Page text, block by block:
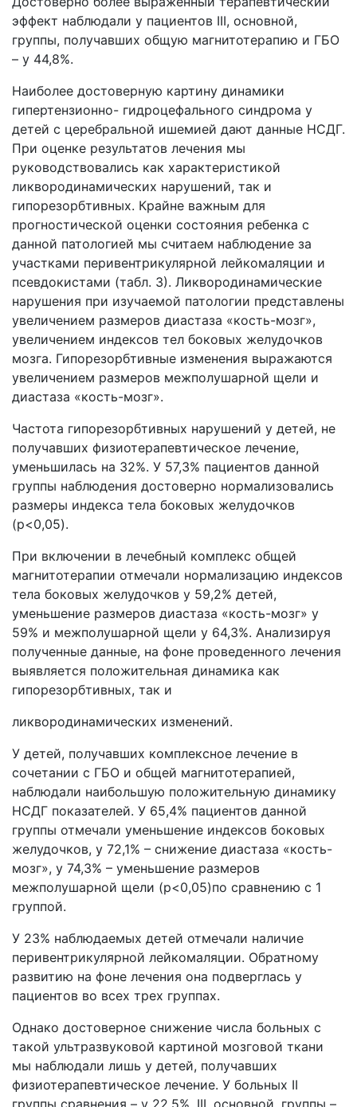
эффект наблюдали у пациентов III, основной,
группы, получавших общую магнитотерапию и ГБО
– у 44,8%.
Наиболее достоверную картину динамики
гипертензионно- гидроцефального синдрома у
детей с церебральной ишемией дают данные НСДГ.
При оценке результатов лечения мы
руководствовались как характеристикой
ликвородинамических нарушений, так и
гипорезорбтивных. Крайне важным для
прогностической оценки состояния ребенка с
данной патологией мы считаем наблюдение за
участками перивентрикулярной лейкомаляции и
псевдокистами (табл. 3). Ликвородинамические
нарушения при изучаемой патологии представлены
увеличением размеров диастаза «кость-мозг»,
увеличением индексов тел боковых желудочков
мозга. Гипорезорбтивные изменения выражаются
увеличением размеров межполушарной щели и
диастаза «кость-мозг».
Частота гипорезорбтивных нарушений у детей, не
получавших физиотерапевтическое лечение,
уменьшилась на 32%. У 57,3% пациентов данной
группы наблюдения достоверно нормализовались
размеры индекса тела боковых желудочков
(p<0,05).
При включении в лечебный комплекс общей
магнитотерапии отмечали нормализацию индексов
тела боковых желудочков у 59,2% детей,
уменьшение размеров диастаза «кость-мозг» у
59% и межполушарной щели у 64,3%. Анализируя
полученные данные, на фоне проведенного лечения
выявляется положительная динамика как
гипорезорбтивных, так и
ликвородинамических изменений.
У детей, получавших комплексное лечение в
сочетании с ГБО и общей магнитотерапией,
наблюдали наибольшую положительную динамику
НСДГ показателей. У 65,4% пациентов данной
группы отмечали уменьшение индексов боковых
желудочков, у 72,1% – снижение диастаза «кость-
мозг», у 74,3% – уменьшение размеров
межполушарной щели (p<0,05)по сравнению с 1
группой.
У 23% наблюдаемых детей отмечали наличие
перивентрикулярной лейкомаляции. Обратному
развитию на фоне лечения она подверглась у
пациентов во всех трех группах.
Однако достоверное снижение числа больных с
такой ультразвуковой картиной мозговой ткани
мы наблюдали лишь у детей, получавших
физиотерапевтическое лечение. У больных II
группы сравнения – у 22,5%, III, основной, группы –